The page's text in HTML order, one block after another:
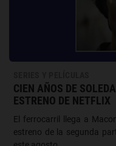
CIEN AÑOS DE
ESTRENO DE NETFLIX
El ferrocarril llega a
estreno de la segunda